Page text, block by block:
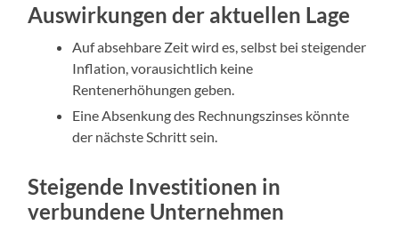
Auswirkungen der aktuellen Lage
Auf absehbare Zeit wird es, selbst bei steigender
Inflation, vorausichtlich keine
Rentenerhöhungen geben.
Eine Absenkung des Rechnungszinses könnte
der nächste Schritt sein.
Steigende Investitionen in
verbundene Unternehmen